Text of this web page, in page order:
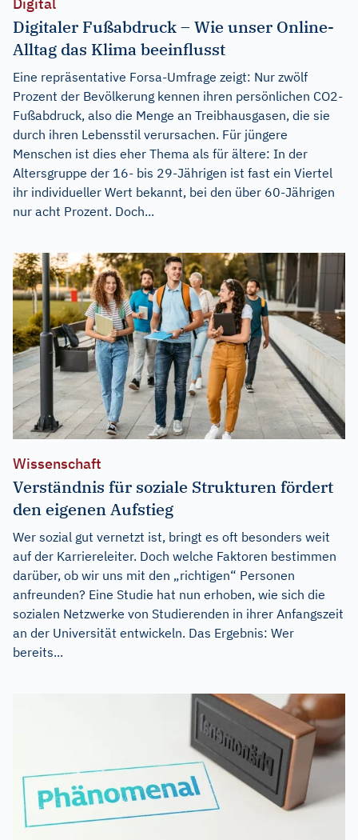
Digitaler Fußabdruck – Wie unser Online-
Alltag das Klima beeinflusst
Eine repräsentative Forsa-Umfrage zeigt: Nur zwölf
Prozent der Bevölkerung kennen ihren persönlichen CO2-
Fußabdruck, also die Menge an Treibhausgasen, die sie
durch ihren Lebensstil verursachen. Für jüngere
Menschen ist dies eher Thema als für ältere: In der
Altersgruppe der 16- bis 29-Jährigen ist fast ein Viertel
ihr individueller Wert bekannt, bei den über 60-Jährigen
nur acht Prozent. Doch...
Wissenschaft
Verständnis für soziale Strukturen fördert
den eigenen Aufstieg
Wer sozial gut vernetzt ist, bringt es oft besonders weit
auf der Karriereleiter. Doch welche Faktoren bestimmen
darüber, ob wir uns mit den „richtigen“ Personen
anfreunden? Eine Studie hat nun erhoben, wie sich die
sozialen Netzwerke von Studierenden in ihrer Anfangszeit
an der Universität entwickeln. Das Ergebnis: Wer
bereits...